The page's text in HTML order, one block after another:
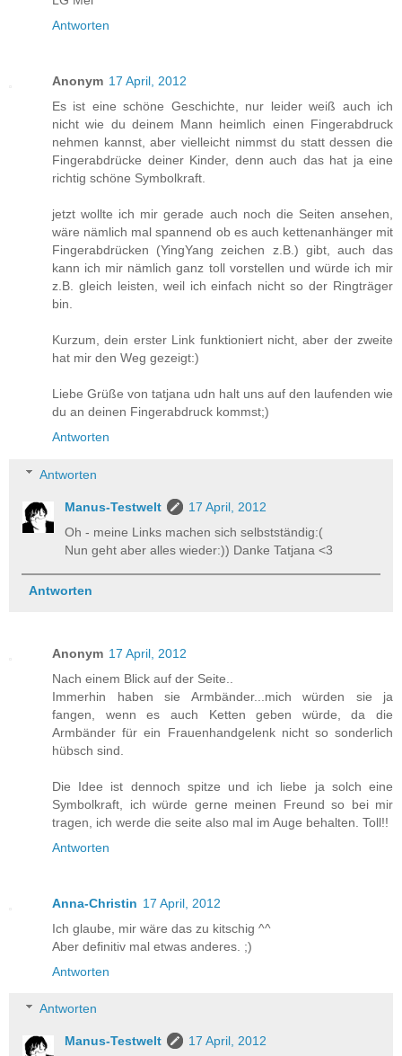
Antworten
Anonym 17 April, 2012
Es ist eine schöne Geschichte, nur leider weiß auch ich
nicht wie du deinem Mann heimlich einen Fingerabdruck
nehmen kannst, aber vielleicht nimmst du statt dessen die
Fingerabdrücke deiner Kinder, denn auch das hat ja eine
richtig schöne Symbolkraft.
jetzt wollte ich mir gerade auch noch die Seiten ansehen,
wäre nämlich mal spannend ob es auch kettenanhänger mit
Fingerabdrücken (YingYang zeichen z.B.) gibt, auch das
kann ich mir nämlich ganz toll vorstellen und würde ich mir
z.B. gleich leisten, weil ich einfach nicht so der Ringträger
bin.
Kurzum, dein erster Link funktioniert nicht, aber der zweite
hat mir den Weg gezeigt:)
Liebe Grüße von tatjana udn halt uns auf den laufenden wie
du an deinen Fingerabdruck kommst;)
Antworten
Antworten
Manus-Testwelt
17 April, 2012
Oh - meine Links machen sich selbstständig:(
Nun geht aber alles wieder:)) Danke Tatjana <3
Antworten
Anonym 17 April, 2012
Nach einem Blick auf der Seite..
Immerhin haben sie Armbänder...mich würden sie ja
fangen, wenn es auch Ketten geben würde, da die
Armbänder für ein Frauenhandgelenk nicht so sonderlich
hübsch sind.
Die Idee ist dennoch spitze und ich liebe ja solch eine
Symbolkraft, ich würde gerne meinen Freund so bei mir
tragen, ich werde die seite also mal im Auge behalten. Toll!!
Antworten
Anna-Christin 17 April, 2012
Ich glaube, mir wäre das zu kitschig ^^
Aber definitiv mal etwas anderes. ;)
Antworten
Antworten
Manus-Testwelt
17 April, 2012